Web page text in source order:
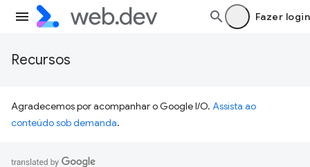
Fazer login
Recursos
Agradecemos por acompanhar o Google I/O. Assista ao
conteúdo sob demanda.